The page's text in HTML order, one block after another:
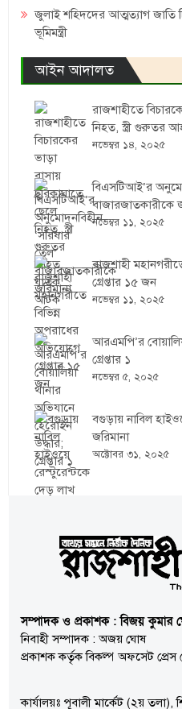
জুলাই শহিদদের আত্মত্যাগ জাতি
ভূমিমন্ত্রী
আইন আদালত
রাজশাহীতে
নিহত, স্ত্রী
নভেম্বর ১৪, ২০২৫
বিএসটিআই’র
বাজারজাতকারীকে
নভেম্বর ১১, ২০২৫
রাজশাহী
গ্রেপ্তার ১৫ জন
নভেম্বর ১১, ২০২৫
আরএমপি’র
গ্রেপ্তার ১
নভেম্বর ৫, ২০২৫
বগুড়ায় নাবিল
জরিমানা
অক্টোবর ৩১, ২০২৫
সম্পাদক ও প্রকাশক : বিজয় কুমার
নিবাহী সম্পাদক : অজয় ঘোষ
প্রকাশক কর্তৃক বিকল্প অফসেট প্রেস
কার্যালয়ঃ পূবালী মার্কেট (২য় তলা),